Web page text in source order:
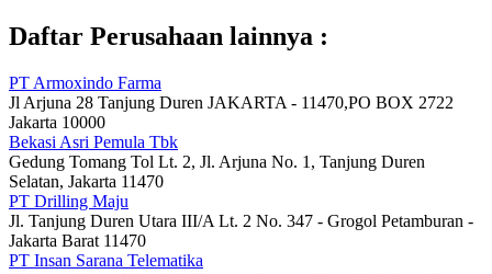
Daftar Perusahaan lainnya :
PT Armoxindo Farma
Jl Arjuna 28 Tanjung Duren JAKARTA - 11470,PO BOX 2722
Jakarta 10000
Bekasi Asri Pemula Tbk
Gedung Tomang Tol Lt. 2, Jl. Arjuna No. 1, Tanjung Duren
Selatan, Jakarta 11470
PT Drilling Maju
Jl. Tanjung Duren Utara III/A Lt. 2 No. 347 - Grogol Petamburan -
Jakarta Barat 11470
PT Insan Sarana Telematika